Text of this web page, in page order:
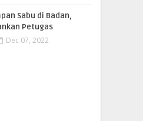
Sabu di Badan,
Petugas
Dec 07, 2022